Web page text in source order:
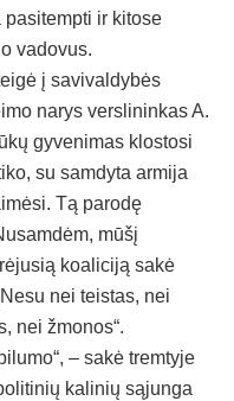
pasitempti ir kitose
vadovus.
į savivaldybės
narys verslininkas A.
gyvenimas klostosi
su samdyta armija
Tą parodę
mūšį
koaliciją sakė
nei teistas, nei
nei žmonos“.
– sakė tremtyje
kalinių sąjunga